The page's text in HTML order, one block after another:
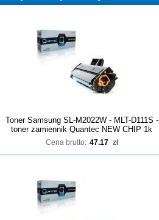
Toner Samsung SL-M2022W - MLT-D111S -
toner zamiennik Quantec NEW CHIP 1k
Cena brutto: 47.17 zł